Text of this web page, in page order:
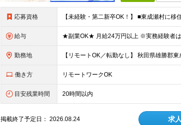
応募資格
給与
勤務地
働き方 リモートワークOK
目安残業時間 20時間以内
掲載終了予定日：2026.08.24 求